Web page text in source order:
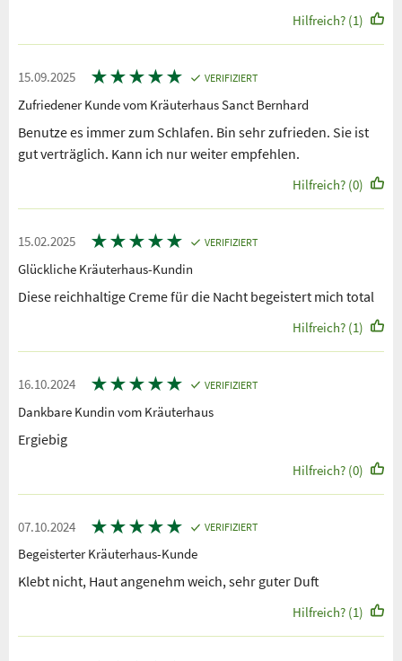
Hilfreich? (1)
15.09.2025 ★★★★★ VERIFIZIERT
Zufriedener Kunde vom Kräuterhaus Sanct Bernhard
Benutze es immer zum Schlafen. Bin sehr zufrieden. Sie ist
gut verträglich. Kann ich nur weiter empfehlen.
Hilfreich? (0)
15.02.2025 ★★★★★ VERIFIZIERT
Glückliche Kräuterhaus-Kundin
Diese reichhaltige Creme für die Nacht begeistert mich total
Hilfreich? (1)
16.10.2024 ★★★★★ VERIFIZIERT
Dankbare Kundin vom Kräuterhaus
Ergiebig
Hilfreich? (0)
07.10.2024 ★★★★★ VERIFIZIERT
Begeisterter Kräuterhaus-Kunde
Klebt nicht, Haut angenehm weich, sehr guter Duft
Hilfreich? (1)